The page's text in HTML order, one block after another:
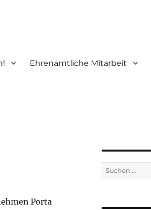
Ehrenamtliche Mitarbeit
Porta
Suchen
nach: